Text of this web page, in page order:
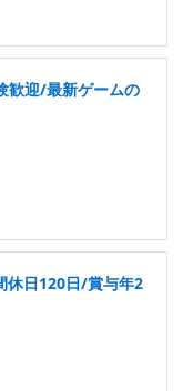
歓迎/最新ゲームの
休日120日/賞与年2